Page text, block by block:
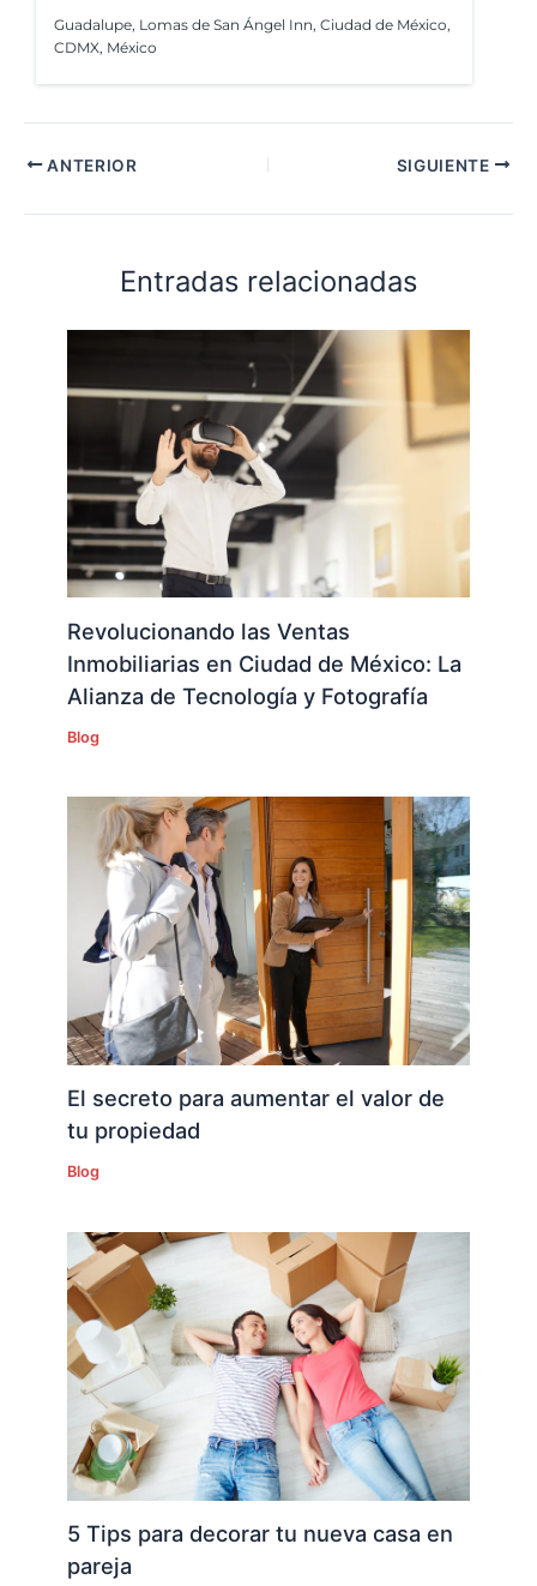
Guadalupe, Lomas de San Ángel Inn, Ciudad de México,
CDMX, México
ANTERIOR SIGUIENTE
Entradas relacionadas
Revolucionando las Ventas
Inmobiliarias en Ciudad de México: La
Alianza de Tecnología y Fotografía
Blog
El secreto para aumentar el valor de
tu propiedad
Blog
5 Tips para decorar tu nueva casa en
pareja